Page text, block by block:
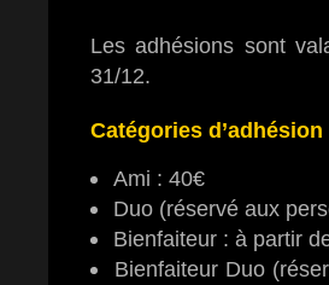
Les adhésions sont
31/12.
Catégories d’adhésion
Ami : 40€
Duo (réservé aux
Bienfaiteur : à partir
Bienfaiteur Duo